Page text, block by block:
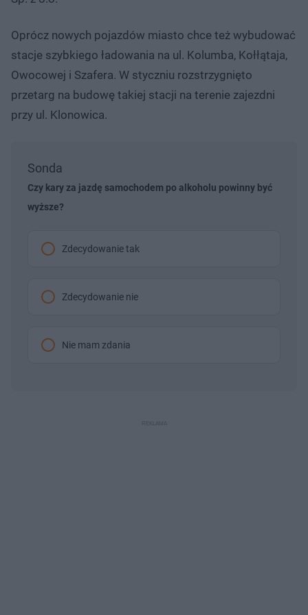
Oprócz nowych pojazdów miasto chce też wybudować
stacje szybkiego ładowania na ul. Kolumba, Kołłątaja,
Owocowej i Szafera. W styczniu rozstrzygnięto
przetarg na budowę takiej stacji na terenie zajezdni
przy ul. Klonowica.
Sonda
Czy kary za jazdę samochodem po alkoholu powinny być
wyższe?
Zdecydowanie tak
Zdecydowanie nie
Nie mam zdania